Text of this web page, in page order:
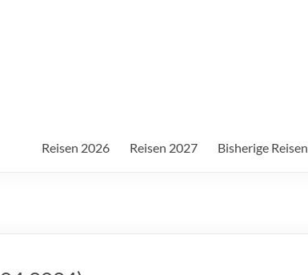
Reisen 2026 Reisen 2027 Bisherige Reisen